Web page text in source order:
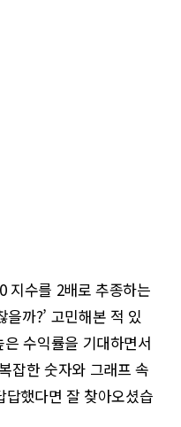
지수를 2배로 추종하는
까?’ 고민해본 적 있
수익률을 기대하면서
잡한 숫자와 그래프 속
했다면 잘 찾아오셨습